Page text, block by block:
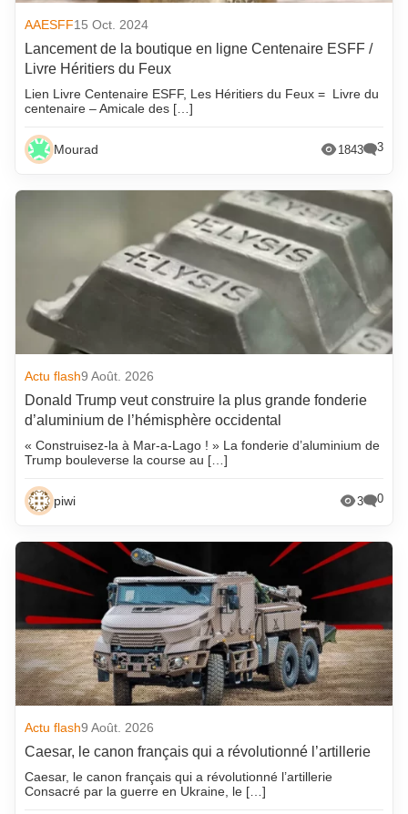
AAESFF15 Oct. 2024
Lancement de la boutique en ligne Centenaire ESFF /
Livre Héritiers du Feux
Lien Livre Centenaire ESFF, Les Héritiers du Feux = Livre du
centenaire – Amicale des […]
Mourad 1843 3
Actu flash9 Août. 2026
Donald Trump veut construire la plus grande fonderie
d’aluminium de l’hémisphère occidental
« Construisez-la à Mar-a-Lago ! » La fonderie d’aluminium de
Trump bouleverse la course au […]
piwi 3 0
Actu flash9 Août. 2026
Caesar, le canon français qui a révolutionné l’artillerie
Caesar, le canon français qui a révolutionné l’artillerie
Consacré par la guerre en Ukraine, le […]